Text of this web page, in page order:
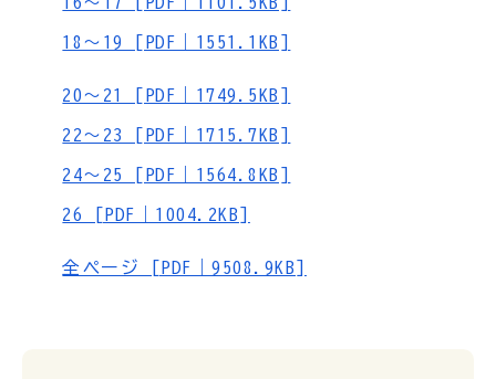
18～19 [PDF｜1551.1KB]
20～21 [PDF｜1749.5KB]
22～23 [PDF｜1715.7KB]
24～25 [PDF｜1564.8KB]
26 [PDF｜1004.2KB]
全ページ [PDF｜9508.9KB]